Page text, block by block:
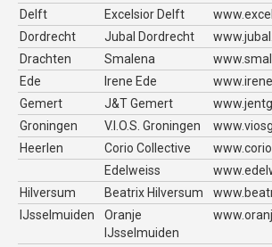
Delft
Excelsior Delft
Dordrecht
Jubal Dordrecht
Drachten
Smalena
Ede
Irene Ede
Gemert
J&T Gemert
Groningen
V.I.O.S. Groningen
Heerlen
Corio Collective
Edelweiss
Hilversum
Beatrix Hilversum
IJsselmuiden
Oranje
IJsselmuiden